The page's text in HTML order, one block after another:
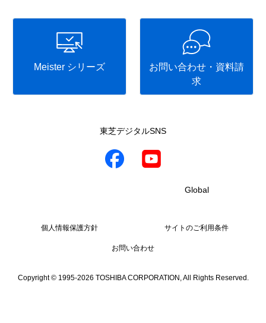
Meister シリーズ
お問い合わせ・資料請
求
東芝デジタルSNS
Global
個人情報保護方針 サイトのご利用条件
お問い合わせ
Copyright © 1995-2026 TOSHIBA CORPORATION, All Rights Reserved.